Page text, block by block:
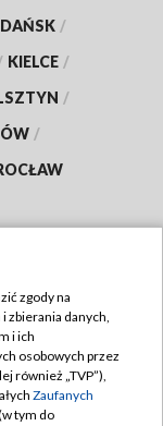
/
KIELCE /
/
/
zgody na
zbierania danych,
i ich
osobowych przez
również „TVP”),
Zaufanych
tym do